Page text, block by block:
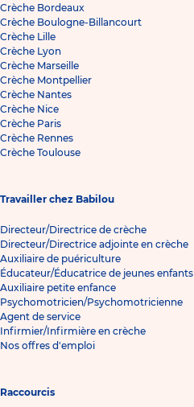
Crèche Bordeaux
Crèche Boulogne-Billancourt
Crèche Lille
Crèche Lyon
Crèche Marseille
Crèche Montpellier
Crèche Nantes
Crèche Nice
Crèche Paris
Crèche Rennes
Crèche Toulouse
Travailler chez Babilou
Directeur/Directrice de crèche
Directeur/Directrice adjointe en crèche
Auxiliaire de puériculture
Éducateur/Éducatrice de jeunes enfants
Auxiliaire petite enfance
Psychomotricien/Psychomotricienne
Agent de service
Infirmier/Infirmière en crèche
Nos offres d'emploi
Raccourcis